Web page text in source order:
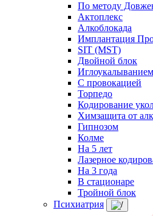
По методу
Актоплекс
Алкоблокада
Имплантация
SIT (MST)
Двойной блок
Иглоукалыванием
С провокацией
Торпедо
Кодирование
Химзащита от
Гипнозом
Колме
На 5 лет
Лазерное
На 3 года
В стационаре
Тройной блок
Психиатрия